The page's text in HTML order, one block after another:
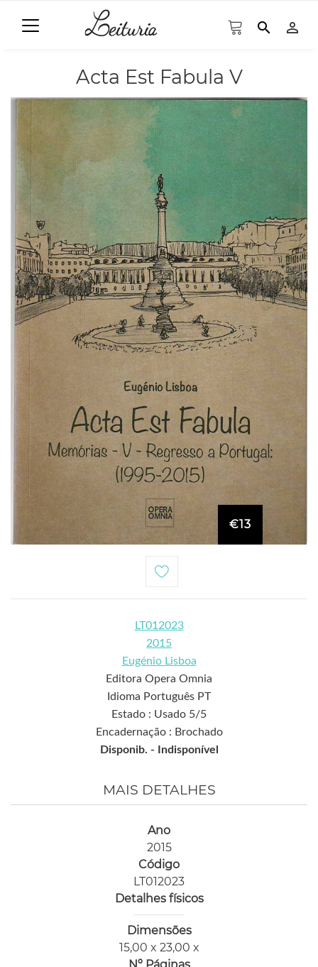
search person_outline
Acta Est Fabula V
€13
LT012023
2015
Eugénio Lisboa
Editora Opera Omnia
Idioma Português PT
Estado : Usado 5/5
Encadernação : Brochado
Disponib. -
Indisponível
MAIS DETALHES
Ano
2015
Código
LT012023
Detalhes físicos
Dimensões
15,00 x 23,00 x